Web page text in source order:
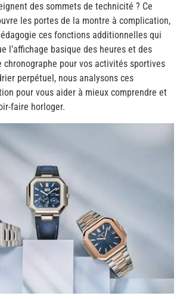
des sommets de technicité ? Ce
les portes de la montre à complication,
ces fonctions additionnelles qui
l’affichage basique des heures et des
chronographe pour vos activités sportives
perpétuel, nous analysons ces
pour vous aider à mieux comprendre et
faire horloger.